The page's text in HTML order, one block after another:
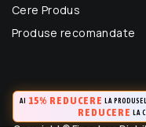
Cere Produs
Produse recomandate
AI 15% REDUCERE LA
REDUCERE LA